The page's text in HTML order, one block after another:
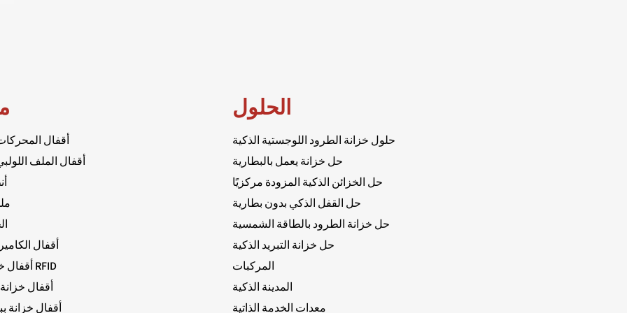
أقفال
أقفال الملف
أقفال
أقفال خزانة ببطاقة RFID
أقفال
أقفال خزانة
الحلول
حلول خزانة الطرود اللوجستية الذكية
حل خزانة يعمل بالبطارية
حل الخزائن الذكية المزودة مركزيًا
حل القفل الذكي بدون بطارية
حل خزانة الطرود بالطاقة الشمسية
حل خزانة التبريد الذكية
المركبات
المدينة الذكية
معدات الخدمة الذاتية